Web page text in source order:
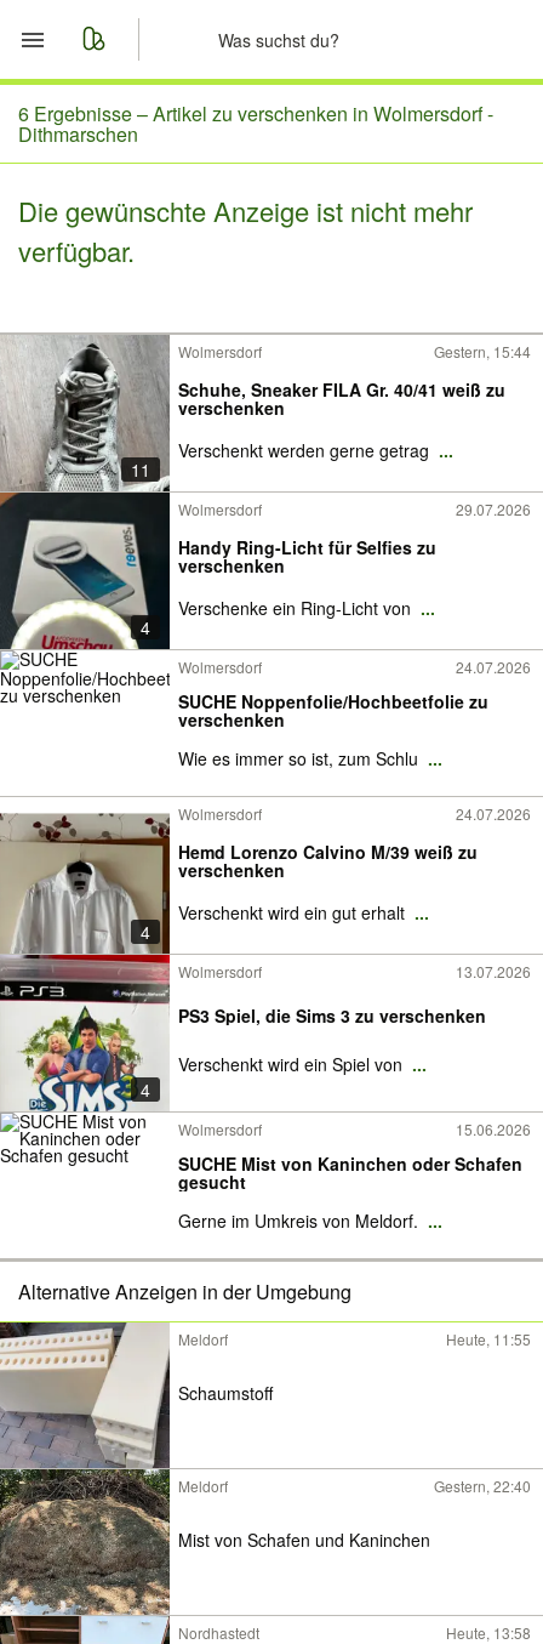
Start
Merkliste
Nachrichten
6 Ergebnisse –Artikel zu verschenken in Wolmersdorf -
Dithmarschen
Die gewünschte Anzeige ist nicht mehr
verfügbar.
11
Wolmersdorf Gestern, 15:44
Schuhe, Sneaker FILA Gr. 40/41 weiß zu
verschenken
Verschenkt werden gerne getrag ...
4
Wolmersdorf 29.07.2026
Handy Ring-Licht für Selfies zu
verschenken
Verschenke ein Ring-Licht von ...
Wolmersdorf 24.07.2026
SUCHE Noppenfolie/Hochbeetfolie zu
verschenken
Wie es immer so ist, zum Schlu ...
4
Wolmersdorf 24.07.2026
Hemd Lorenzo Calvino M/39 weiß zu
verschenken
Verschenkt wird ein gut erhalt ...
4
Wolmersdorf 13.07.2026
PS3 Spiel, die Sims 3 zu verschenken
Verschenkt wird ein Spiel von ...
Wolmersdorf 15.06.2026
SUCHE Mist von Kaninchen oder Schafen
gesucht
Gerne im Umkreis von Meldorf. ...
Alternative Anzeigen in der Umgebung
Meldorf Heute, 11:55
Schaumstoff
Meldorf Gestern, 22:40
Mist von Schafen und Kaninchen
Nordhastedt Heute, 13:58